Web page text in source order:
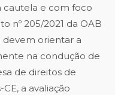
cautela e com foco
nº 205/2021 da OAB
devem orientar a
na condução de
de direitos de
a avaliação